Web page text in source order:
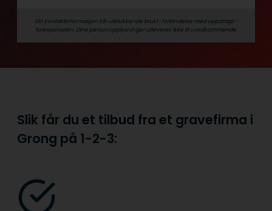
Din kontaktinformasjon blir utelukkende brukt i forbindelse med oppdrags­
forespørselen. Dine person­­opplysninger utleveres ikke til uvedkommende.
Slik får du et tilbud fra et gravefirma i
Grong på 1-2-3: